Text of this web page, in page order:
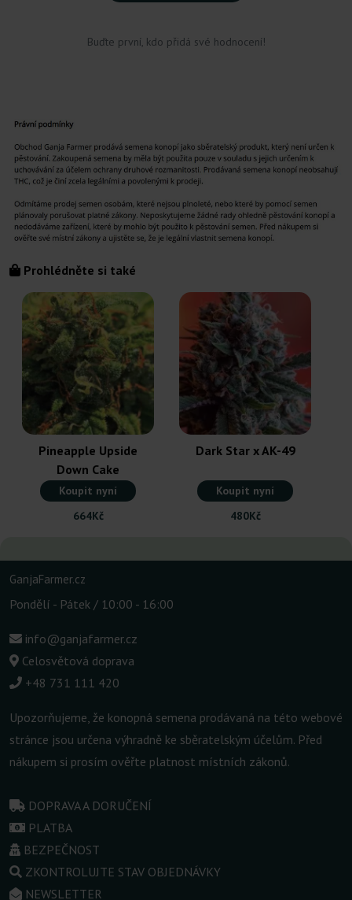
Buďte první, kdo přidá své hodnocení!
Prohlédněte si také
Pineapple Upside
Down Cake
Koupit nyní
664Kč
Dark Star x AK-49
Koupit nyní
480Kč
GanjaFarmer.cz
Pondělí - Pátek / 10:00 - 16:00
info@ganjafarmer.cz
Celosvětová doprava
+48 731 111 420
Upozorňujeme, že konopná semena prodávaná na této webové
stránce jsou určena výhradně ke sběratelským účelům. Před
nákupem si prosím ověřte platnost místních zákonů.
DOPRAVA A DORUČENÍ
PLATBA
BEZPEČNOST
ZKONTROLUJTE STAV OBJEDNÁVKY
NEWSLETTER